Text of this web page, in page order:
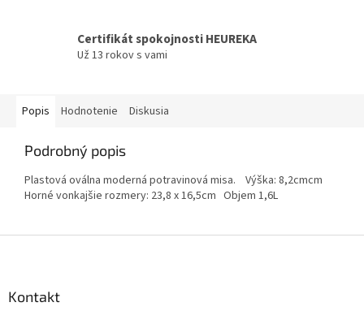
Certifikát spokojnosti HEUREKA
Už 13 rokov s vami
Popis Hodnotenie Diskusia
Podrobný popis
Plastová oválna moderná potravinová misa. Výška: 8,2cmcm
Horné vonkajšie rozmery: 23,8 x 16,5cm Objem 1,6L
Kontakt